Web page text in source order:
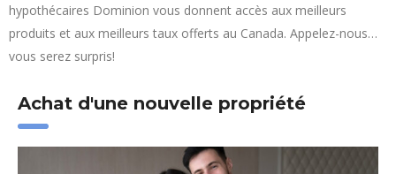
hypothécaires Dominion vous donnent accès aux meilleurs
produits et aux meilleurs taux offerts au Canada. Appelez-nous…
vous serez surpris!
Achat d'une nouvelle propriété